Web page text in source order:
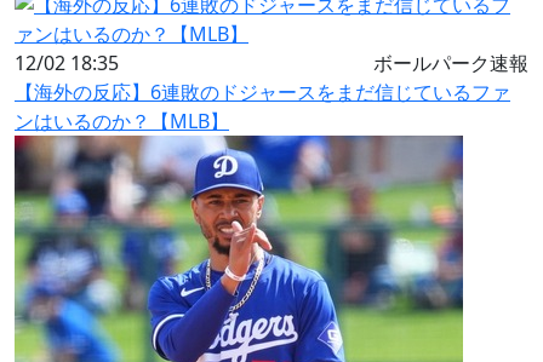
12/02 18:35
ボールパーク速報
【海外の反応】6連敗のドジャースをまだ信じているファ
ンはいるのか？【MLB】